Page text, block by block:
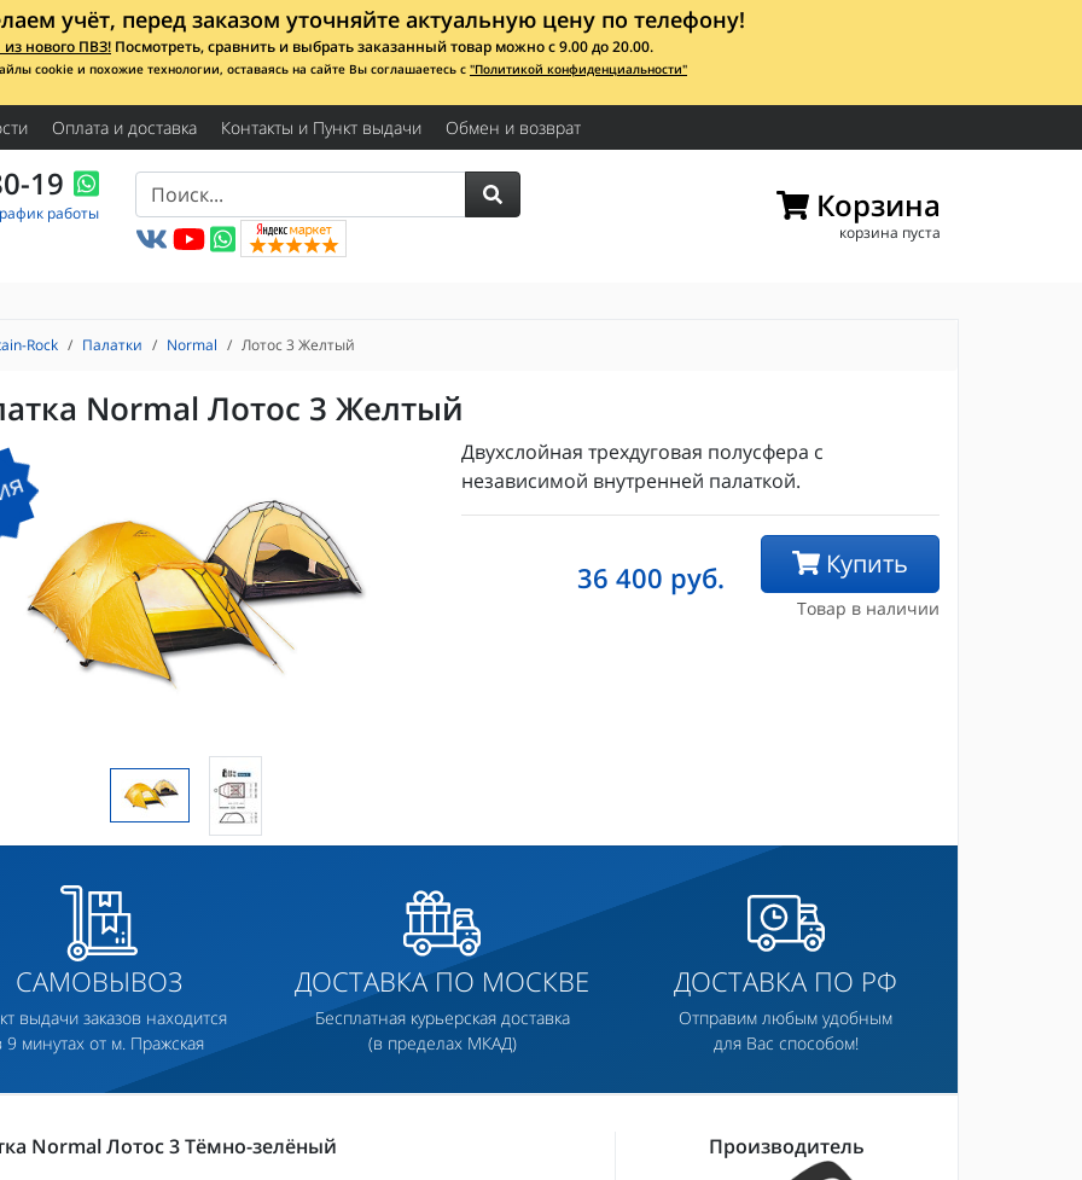
учёт, перед заказом уточняйте актуальную цену по телефону!
нового ПВЗ! Посмотреть, сравнить и выбрать заказанный товар можно с 9.00 до 20.00.
cookie и похожие технологии, оставаясь на сайте Вы соглашаетесь с "Политикой конфиденциальности"
Оплата и доставка Контакты и Пункт выдачи Обмен и возврат
19
работы Корзина
корзина пуста
Rock Палатки Normal Лотос 3 Желтый
Normal Лотос 3 Желтый
Двухслойная трехдуговая полусфера с
независимой внутренней палаткой.
36 400 руб. Купить
Товар в наличии
САМОВЫВОЗ
выдачи заказов находится
9 минутах от м. Пражская
ДОСТАВКА ПО МОСКВЕ
Бесплатная курьерская доставка
(в пределах МКАД)
ДОСТАВКА ПО РФ
Отправим любым удобным
для Вас способом!
Normal Лотос 3 Тёмно-зелёный
Производитель